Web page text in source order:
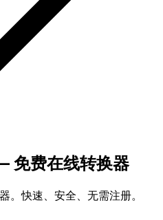
免费在线转换器
快速、安全、无需注册。